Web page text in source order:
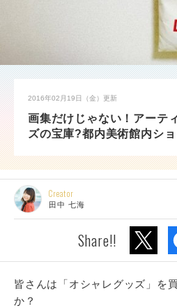
2016年02月19日（金） 更新
画集だけじゃない！アーテ
ズの宝庫?都内美術館内シ
Creator
田中 七海
Share!!
皆さんは「オシャレグッズ」を
か？